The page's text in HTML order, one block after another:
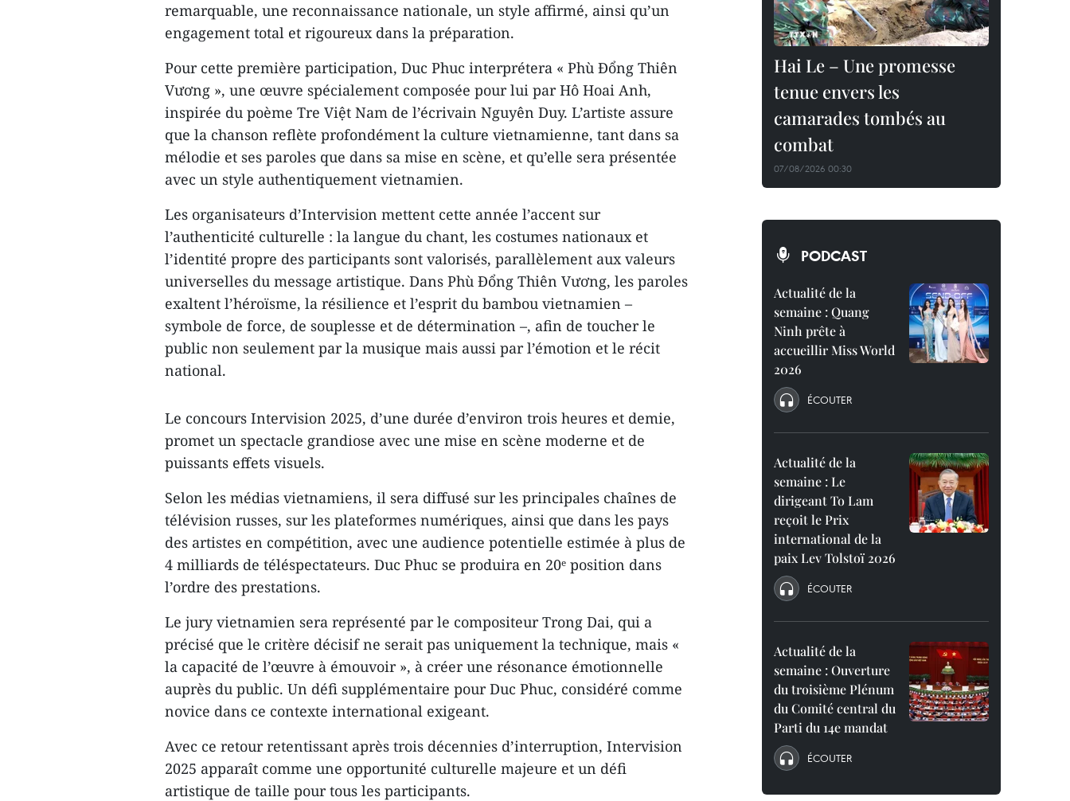
remarquable, une reconnaissance nationale, un style affirmé, ainsi qu’un
engagement total et rigoureux dans la préparation.
Pour cette première participation, Duc Phuc interprétera « Phù Đổng Thiên
Vương », une œuvre spécialement composée pour lui par Hô Hoai Anh,
inspirée du poème Tre Việt Nam de l’écrivain Nguyên Duy. L’artiste assure
que la chanson reflète profondément la culture vietnamienne, tant dans sa
mélodie et ses paroles que dans sa mise en scène, et qu’elle sera présentée
avec un style authentiquement vietnamien.
Les organisateurs d’Intervision mettent cette année l’accent sur
l’authenticité culturelle : la langue du chant, les costumes nationaux et
l’identité propre des participants sont valorisés, parallèlement aux valeurs
universelles du message artistique. Dans Phù Đổng Thiên Vương, les paroles
exaltent l’héroïsme, la résilience et l’esprit du bambou vietnamien –
symbole de force, de souplesse et de détermination –, afin de toucher le
public non seulement par la musique mais aussi par l’émotion et le récit
national.
Le concours Intervision 2025, d’une durée d’environ trois heures et demie,
promet un spectacle grandiose avec une mise en scène moderne et de
puissants effets visuels.
Selon les médias vietnamiens, il sera diffusé sur les principales chaînes de
télévision russes, sur les plateformes numériques, ainsi que dans les pays
des artistes en compétition, avec une audience potentielle estimée à plus de
4 milliards de téléspectateurs. Duc Phuc se produira en 20ᵉ position dans
l’ordre des prestations.
Le jury vietnamien sera représenté par le compositeur Trong Dai, qui a
précisé que le critère décisif ne serait pas uniquement la technique, mais «
la capacité de l’œuvre à émouvoir », à créer une résonance émotionnelle
auprès du public. Un défi supplémentaire pour Duc Phuc, considéré comme
novice dans ce contexte international exigeant.
Avec ce retour retentissant après trois décennies d’interruption, Intervision
2025 apparaît comme une opportunité culturelle majeure et un défi
artistique de taille pour tous les participants.
Hai Le – Une promesse
tenue envers les
camarades tombés au
combat
07/08/2026 00:30
PODCAST
Actualité de la
semaine : Quang
Ninh prête à
accueillir Miss World
2026
ÉCOUTER
Actualité de la
semaine : Le
dirigeant To Lam
reçoit le Prix
international de la
paix Lev Tolstoï 2026
ÉCOUTER
Actualité de la
semaine : Ouverture
du troisième Plénum
du Comité central du
Parti du 14e mandat
ÉCOUTER